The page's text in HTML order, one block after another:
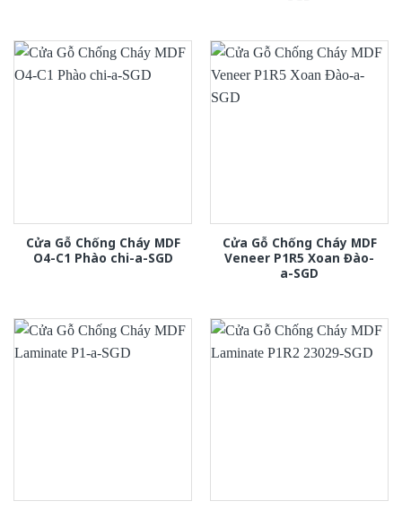
Cửa Gỗ Chống Cháy MDF
O4-C1 Phào chi-a-SGD
Cửa Gỗ Chống Cháy MDF
Veneer P1R5 Xoan Đào-
a-SGD